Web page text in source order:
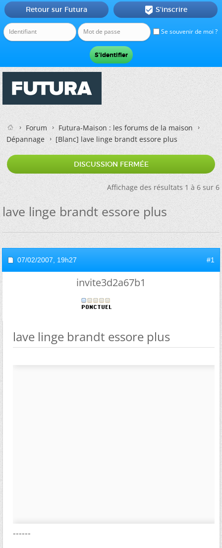
Se souvenir de moi ?
Retour sur Futura  S'inscrire
Forum
Futura-Maison : les forums de la maison
Dépannage
[Blanc]lave linge brandt essore plus
DISCUSSION FERMÉE
Affichage des résultats 1 à 6 sur 6
lave linge brandt essore plus
07/02/2007, 19h27 #1
invite3d2a67b1
lave linge brandt essore plus
------